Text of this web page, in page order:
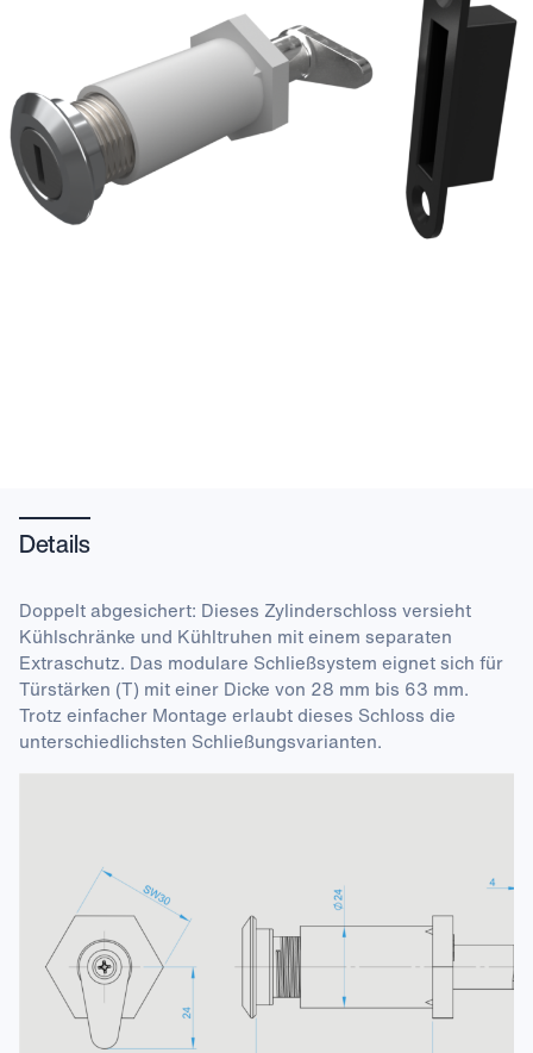
Details
Doppelt abgesichert: Dieses Zylinderschloss versieht
Kühlschränke und Kühltruhen mit einem separaten
Extraschutz. Das modulare Schließsystem eignet sich für
Türstärken (T) mit einer Dicke von 28 mm bis 63 mm.
Trotz einfacher Montage erlaubt dieses Schloss die
unterschiedlichsten Schließungsvarianten.